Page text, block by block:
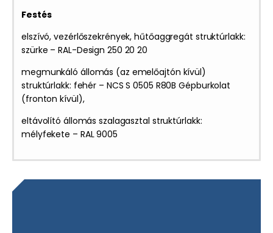
Festés
elszívó, vezérlőszekrények, hűtőaggregát struktúrlakk:
szürke – RAL-Design 250 20 20
megmunkáló állomás (az emelőajtón kívül)
struktúrlakk: fehér – NCS S 0505 R80B Gépburkolat
(fronton kívül),
eltávolító állomás szalagasztal struktúrlakk:
mélyfekete – RAL 9005